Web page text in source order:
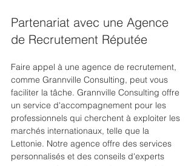
Partenariat avec une Agence
de Recrutement Réputée
Faire appel à une agence de recrutement,
comme Grannville Consulting, peut vous
faciliter la tâche. Grannville Consulting offre
un service d'accompagnement pour les
professionnels qui cherchent à exploiter les
marchés internationaux, telle que la
Lettonie. Notre agence offre des services
personnalisés et des conseils d'experts